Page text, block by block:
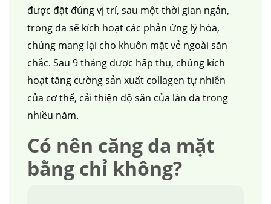
được đặt đúng vị trí, sau một thời gian ngắn,
trong da sẽ kích hoạt các phản ứng lý hóa,
chúng mang lại cho khuôn mặt vẻ ngoài săn
chắc. Sau 9 tháng được hấp thụ, chúng kích
hoạt tăng cường sản xuất collagen tự nhiên
của cơ thể, cải thiện độ săn của làn da trong
nhiều năm.
Có nên căng da mặt
bằng chỉ không?